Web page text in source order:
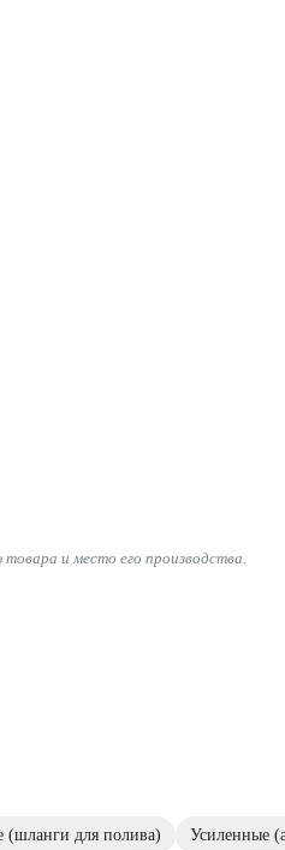
и место его производства.
(шланги для полива) Усиленные